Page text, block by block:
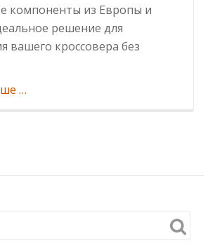
компоненты из Европы и
решение для
вашего кроссовера без
ИнформацияКонтрактные
качество
надёжность
…